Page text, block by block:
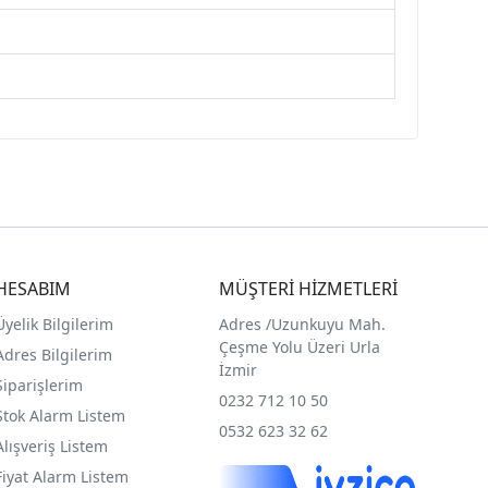
Bilgilerim
Bilgilerim
Alarm Listem
Listem
Alarm Listem
MÜŞTERİ HİZMETLERİ
Adres /Uzunkuyu Mah.
Çeşme Yolu Üzeri Urla
İzmir
0232 712 10 50
0532 623 32 62